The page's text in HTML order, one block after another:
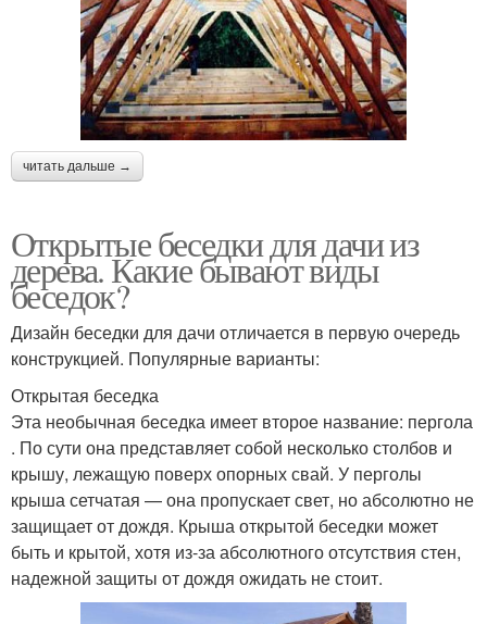
читать дальше →
Открытые беседки для дачи из
дерева. Какие бывают виды
беседок?
Дизайн беседки для дачи отличается в первую очередь
конструкцией. Популярные варианты:
Открытая беседка
Эта необычная беседка имеет второе название: пергола
. По сути она представляет собой несколько столбов и
крышу, лежащую поверх опорных свай. У перголы
крыша сетчатая — она пропускает свет, но абсолютно не
защищает от дождя. Крыша открытой беседки может
быть и крытой, хотя из-за абсолютного отсутствия стен,
надежной защиты от дождя ожидать не стоит.